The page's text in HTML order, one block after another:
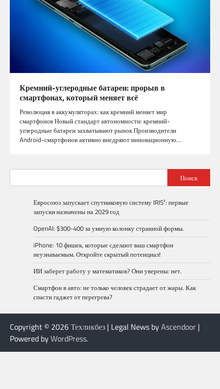
Кремний-углеродные батареи: прорыв в
смартфонах, который меняет всё
Революция в аккумуляторах: как кремний меняет мир
смартфонов Новый стандарт автономности: кремний-
углеродные батареи захватывают рынок Производители
Android-смартфонов активно внедряют инновационную…
Поиск
Евросоюз запускает спутниковую систему IRIS²: первые
запуски назначены на 2029 год
OpenAI: $300-400 за умную колонку странной формы.
iPhone: 10 фишек, которые сделают ваш смартфон
неузнаваемым. Откройте скрытый потенциал!
ИИ заберет работу у математиков? Они уверены: нет.
Смартфон в авто: не только человек страдает от жары. Как
спасти гаджет от перегрева?
Copyright © 2026Техликбез | Legal News byAscendoor |
Powered byWordPress.